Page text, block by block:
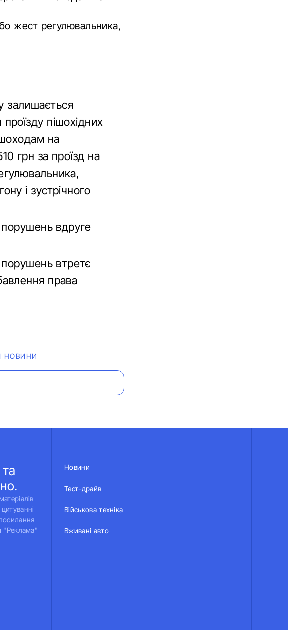
жест регулювальника,
залишається
пішохідних
на
грн за проїзд на
і зустрічного
порушень вдруге
порушень втретє
права
НОВИНИ
"Реклама"
Новини
Тест-драйв
Військова техніка
Вживані авто